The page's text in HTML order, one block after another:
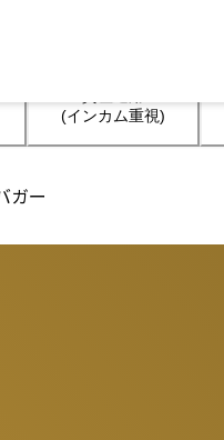
(インカム重視)
ガー